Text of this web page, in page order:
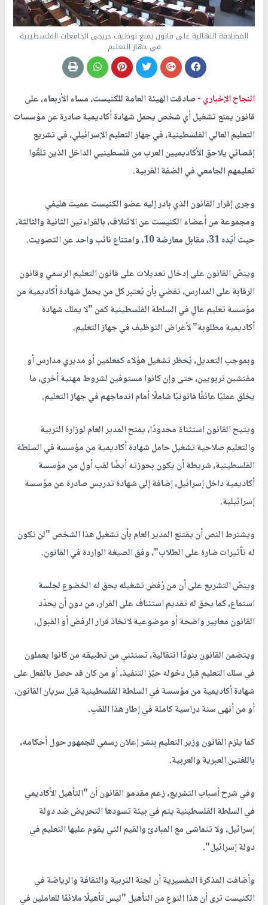
المصادقة النهائية على قانون يمنع توظيف خريجي الجامعات الفلسطينية
في جهاز التعليم
النجاح الإخباري -صادقت الهيئة العامة للكنيست، مساء الأربعاء، على
قانون يمنع تشغيل أي شخص يحمل شهادة أكاديمية صادرة عن مؤسسات
التعليم العالي الفلسطينية، في جهاز التعليم الإسرائيلي، في تشريع
إقصائي يلاحق الأكاديميين العرب من فلسطينيي الداخل الذين تلقّوا
تعليمهم الجامعي في الضفة الغربية.
وجرى إقرار القانون الذي بادر إليه عضو الكنيست عميت هليفي
ومجموعة من أعضاء الكنيست عن الائتلاف، بالقراءتين الثانية والثالثة،
حيث أيّده 31، مقابل معارضة 10، وامتناع نائب واحد عن التصويت.
وينصّ القانون على إدخال تعديلات على قانون التعليم الرسمي وقانون
الرقابة على المدارس، تقضي بأن يُعتبر كل من يحمل شهادة أكاديمية من
مؤسسة تعليم عالٍ في السلطة الفلسطينية كمن "لا يملك شهادة
أكاديمية مطلوبة" لأغراض التوظيف في جهاز التعليم.
وبموجب التعديل، يُحظر تشغيل هؤلاء كمعلمين أو مديري مدارس أو
مفتشين تربويين، حتى وإن كانوا مستوفين لشروط مهنية أخرى، ما
يخلق عمليًا عائقًا قانونيًا شاملًا أمام اندماجهم في جهاز التعليم.
ويتيح القانون استثناءً محدودًا، يمنح المدير العام لوزارة التربية
والتعليم صلاحية تشغيل حامل شهادة أكاديمية من مؤسسة في السلطة
الفلسطينية، شريطة أن يكون بحوزته أيضًا لقب أول من مؤسسة
أكاديمية داخل إسرائيل، إضافة إلى شهادة تدريس صادرة عن مؤسسة
إسرائيلية.
ويشترط النص أن يقتنع المدير العام بأن تشغيل هذا الشخص "لن تكون
له تأثيرات ضارة على الطلاب"، وفق الصيغة الواردة في القانون.
وينصّ التشريع على أن من رُفض تشغيله يحق له الخضوع لجلسة
استماع، كما يحق له تقديم استئناف على القرار، من دون أن يحدّد
القانون معايير واضحة أو موضوعية لاتخاذ قرار الرفض أو القبول.
ويتضمن القانون بنودًا انتقالية، تستثني من تطبيقه من كانوا يعملون
في سلك التعليم قبل دخوله حيّز التنفيذ، أو من كان قد حصل بالفعل على
شهادة أكاديمية من مؤسسة في السلطة الفلسطينية قبل سريان القانون،
أو من أنهى سنة دراسية كاملة في إطار هذا اللقب.
كما يلزم القانون وزير التعليم بنشر إعلان رسمي للجمهور حول أحكامه،
باللغتين العبرية والعربية.
وفي شرح أسباب التشريع، زعم مقدمو القانون أن "التأهيل الأكاديمي
في السلطة الفلسطينية يتم في بيئة تسودها التحريض ضد دولة
إسرائيل، ولا تتماشى مع المبادئ والقيم التي يقوم عليها التعليم في
دولة إسرائيل".
وأضافت المذكرة التفسيرية أن لجنة التربية والثقافة والرياضة في
الكنيست ترى أن هذا النوع من التأهيل "ليس تأهيلًا ملائمًا للعاملين في